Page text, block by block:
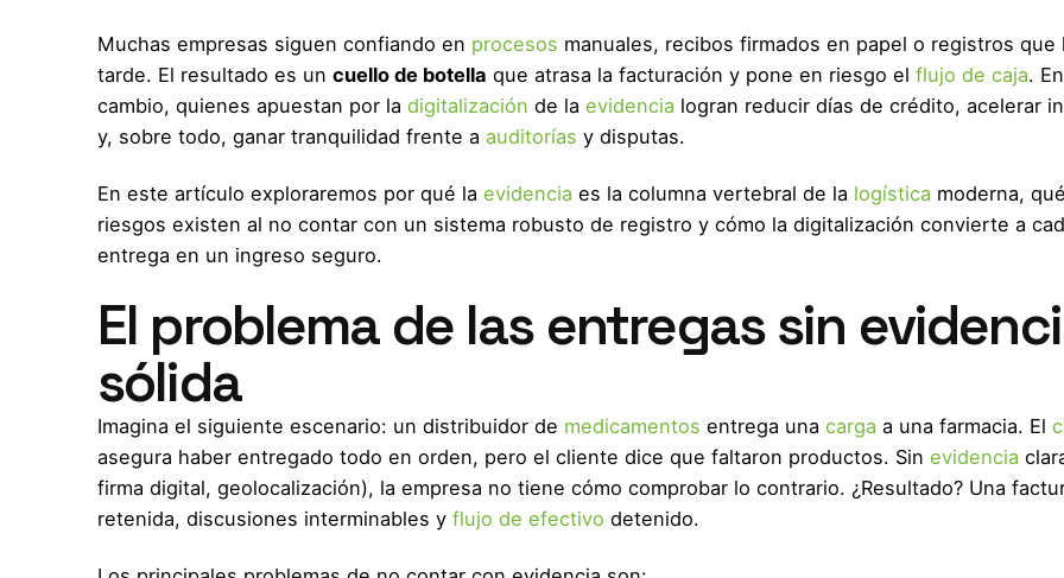
Muchas empresas siguen confiando en procesos manuales, recibos firmados en papel o registros que
tarde. El resultado es un cuello de botella que atrasa la facturación y pone en riesgo el flujo de caja. En
cambio, quienes apuestan por la digitalización de la evidencia logran reducir días de crédito, acelerar
y, sobre todo, ganar tranquilidad frente a auditorías y disputas.
En este artículo exploraremos por qué la evidencia es la columna vertebral de la logística moderna, qué
riesgos existen al no contar con un sistema robusto de registro y cómo la digitalización convierte a
entrega en un ingreso seguro.
El problema de las entregas sin
sólida
Imagina el siguiente escenario: un distribuidor de medicamentos entrega una carga a una farmacia. El
asegura haber entregado todo en orden, pero el cliente dice que faltaron productos. Sin evidencia
firma digital, geolocalización), la empresa no tiene cómo comprobar lo contrario. ¿Resultado? Una
retenida, discusiones interminables y flujo de efectivo detenido.